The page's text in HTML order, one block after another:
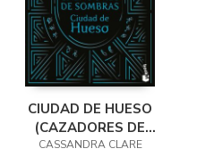
CIUDAD DE HUESO
(CAZADORES DE
SOMBRAS, 1)
CASSANDRA CLARE